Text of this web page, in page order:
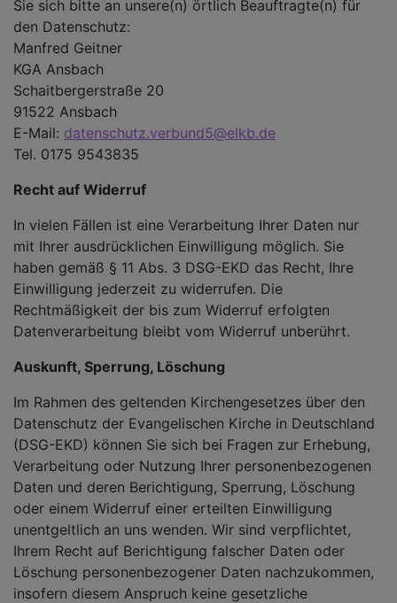
Sie sich bitte an unsere(n) örtlich Beauftragte(n) für
den Datenschutz:
Manfred Geitner
KGA Ansbach
Schaitbergerstraße 20
91522 Ansbach
E-Mail: datenschutz.verbund5@elkb.de
Tel. 0175 9543835
Recht auf Widerruf
In vielen Fällen ist eine Verarbeitung Ihrer Daten nur
mit Ihrer ausdrücklichen Einwilligung möglich. Sie
haben gemäß § 11 Abs. 3 DSG-EKD das Recht, Ihre
Einwilligung jederzeit zu widerrufen. Die
Rechtmäßigkeit der bis zum Widerruf erfolgten
Datenverarbeitung bleibt vom Widerruf unberührt.
Auskunft, Sperrung, Löschung
Im Rahmen des geltenden Kirchengesetzes über den
Datenschutz der Evangelischen Kirche in Deutschland
(DSG-EKD) können Sie sich bei Fragen zur Erhebung,
Verarbeitung oder Nutzung Ihrer personenbezogenen
Daten und deren Berichtigung, Sperrung, Löschung
oder einem Widerruf einer erteilten Einwilligung
unentgeltlich an uns wenden. Wir sind verpflichtet,
Ihrem Recht auf Berichtigung falscher Daten oder
Löschung personenbezogener Daten nachzukommen,
insofern diesem Anspruch keine gesetzliche